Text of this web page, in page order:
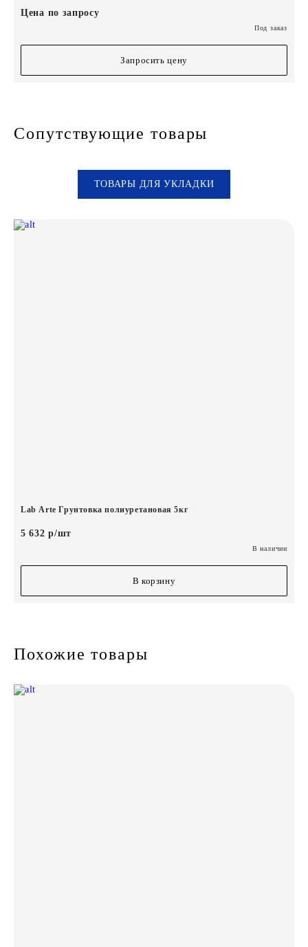
Цена по запросу
Под заказ
Запросить цену
Сопутствующие товары
ТОВАРЫ ДЛЯ УКЛАДКИ
Lab Arte Грунтовка полиуретановая 5кг
5 632 р/шт
В наличии
В корзину
Похожие товары